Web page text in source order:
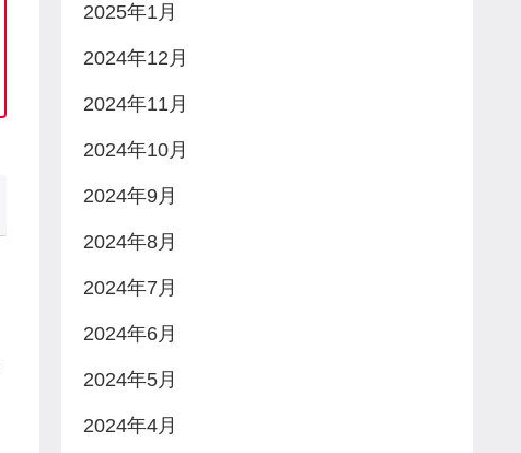
2025年1月
2024年12月
2024年11月
2024年10月
2024年9月
2024年8月
2024年7月
2024年6月
2024年5月
2024年4月